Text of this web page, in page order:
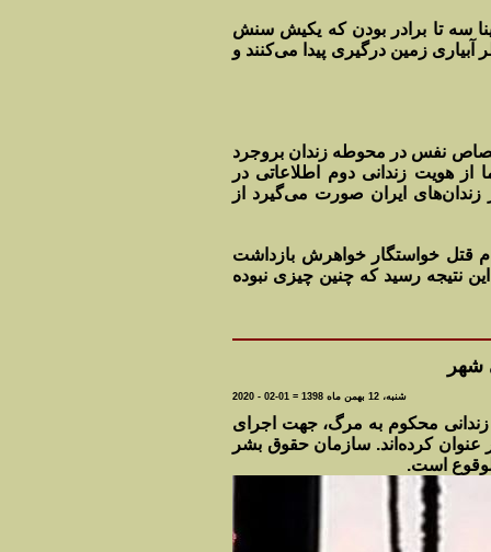
سه تا برادر بودن که یکیش سنش
آبیاری زمین درگیری پیدا می‌کنند و
و محکوم به قصاص نفس در محوطه زندان بروجرد
زندانیان حشمت شیخانی، ۳۱ ساله بود و اما از هویت زندانی دوم اطلاعاتی در
ایران صورت می‌گیرد از
مطلع در این خصوص: «حشمت شیخانی سال ۱۳۹۴ به اتهام قتل خواستگار خواهرش بازداشت
نتیجه رسید که چنین چیزی نبوده
شهر
شنبه، 12 بهمن ماه 1398 = 01-02 - 2020
گذشته تعداد زیادی زندانی محکوم به مرگ، جهت اجرای
انفرادی منتقل شدند که برخی منابع تعداد ایشان را بیش از ۲۰ نفر عنوان کرده‌اند. سازمان حقوق بشر
است.